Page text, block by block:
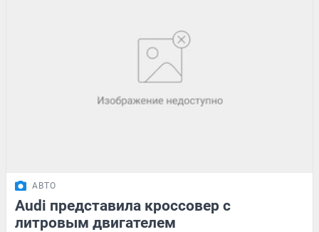
АВТО
Audi представила кроссовер с
литровым двигателем